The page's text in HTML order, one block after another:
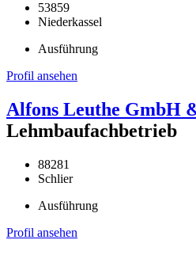
53859
Niederkassel
Ausführung
Profil ansehen
Alfons Leuthe GmbH
Lehmbaufachbetrieb
88281
Schlier
Ausführung
Profil ansehen